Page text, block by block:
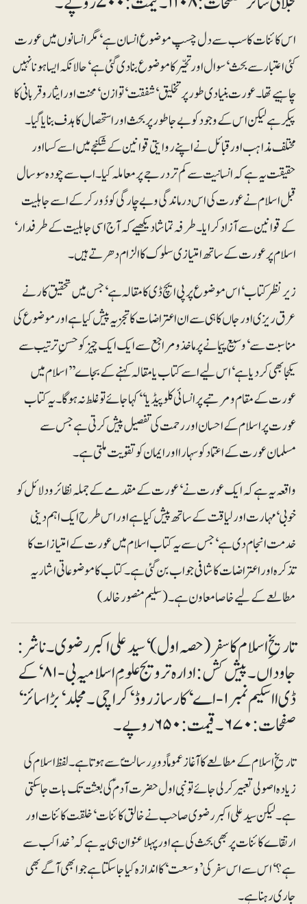
اس کائنات کا سب سے دل چسپ موضوع انسان ہے ‘مگر انسانوں میں عورت
کئی اعتبار سے بحث ‘ سوال اور تحیّرکا موضوع بنا دی گئی ہے‘ حالانکہ ایسا ہونا نہیں
چاہیے تھا۔ عورت بنیادی طور پر تخلیق‘ شفقت ‘ توازن‘ محنت اور ایثاروقربانی کا
پیکر ہے لیکن اس کے وجود کو بے جا طور پر بحث اور استحصال کا ہدف بنایا گیا۔
مختلف مذاہب اور قبائل نے اپنے روایتی قوانین کے شکنجے میں اسے کسا اور
حقیقت یہ ہے کہ انسانیت سے کم تر درجے پر معاملہ کیا۔ اب سے چودہ سوسال
قبل اسلام نے عورت کی اس درماندگی و بے چارگی کو دُور کر کے اسے جاہلیت
کے قوانین سے آزاد کرایا۔ طرفہ تماشا دیکھیے کہ آج اسی جاہلیت کے طرفدار‘
اسلام پر عورت کے ساتھ امتیازی سلوک کا الزام دھرتے ہیں۔
زیرنظر کتاب‘ اس موضوع پر پی ایچ ڈی کا مقالہ ہے‘ جس میں تحقیق کار نے
عرق ریزی اور جاں کاہی سے ان اعتراضات کا تجزیہ پیش کیا ہے اور موضوع کی
مناسبت سے‘ وسیع پیمانے پر ماخذ و مراجع سے ایک ایک چیز کو حسنِ ترتیب سے
یکجا بھی کر دیا ہے‘ اس لیے اسے کتاب یامقالہ کہنے کے بجاے ’’اسلام میں
عورت کے مقام و مرتبے پر انسائی کلوپیڈیا‘‘ کہا جائے تو غلط نہ ہوگا۔ یہ کتاب
عورت پر اسلام کے احسان اور رحمت کی تفصیل پیش کرتی ہے جس سے
مسلمان عورت کے اعتماد کو سہارا اور ایمان کو تقویت ملتی ہے۔
واقعہ یہ ہے کہ ایک عورت نے‘ عورت کے مقدمے کے جملہ نظائر و دلائل کو
خوبی‘ مہارت اور لیاقت کے ساتھ پیش کیا ہے اور اس طرح ایک اہم دینی
خدمت انجام دی ہے‘ جس سے یہ کتاب اسلام میں عورت کے امتیازات کا
تذکرہ اور اعتراضات کا شافی جواب بن گئی ہے۔ کتاب کا موضوعاتی اشاریہ
مطالعے کے لیے خاصا معاون ہے۔ (سلیم منصور خالد)
تاریخِ اسلام کا سفر (حصہ اول)‘ سید علی اکبر رضوی۔ ناشر:
جاوداں۔ پیش کش: ادارہ ترویج علومِ اسلامیہ بی-۸۱‘ کے
ڈی ا اسکیم نمبر۱-اے‘ کارساز روڈ‘ کراچی۔مجلد‘ بڑا سائز‘
صفحات: ۶۷۰۔ قیمت: ۶۵۰ روپے۔
تاریخِ اسلام کے مطالعے کا آغاز عموماً دورِ رسالتؐ سے ہوتا ہے۔ لفظ اسلام کی
زیادہ اصولی تعبیر کرلی جائے تو نبی اول حضرت آدمؑ کی بعثت تک بات جاسکتی
ہے۔ لیکن سید علی اکبر رضوی صاحب نے خالق کائنات ‘ خلقت کائنات اور
ارتقاے کائنات پر بھی بحث کی ہے اور پہلا عنوان ہی یہ ہے کہ ’خدا کب سے
ہے؟‘ اس سے اس سفر کی ’وسعت‘ کا اندازہ کیا جا سکتا ہے جو ابھی آگے بھی
جاری رہنا ہے۔